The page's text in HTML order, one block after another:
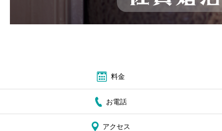
料金
お電話
アクセス